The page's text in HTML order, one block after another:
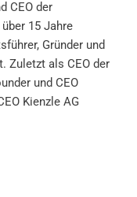
CEO der
15 Jahre
Gründer und
Zuletzt als CEO der
und CEO
Kienzle AG